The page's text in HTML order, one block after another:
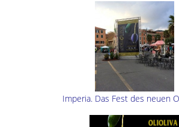
Imperia. Das Fest des neuen